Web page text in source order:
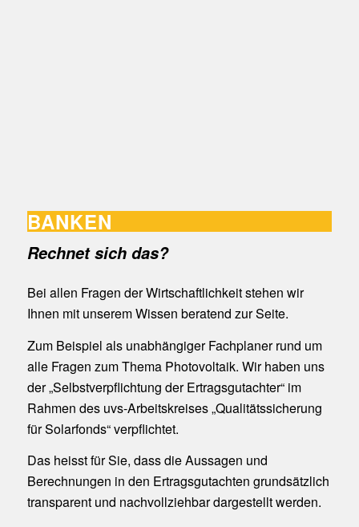
BANKEN
Rechnet sich das?
Bei allen Fragen der Wirtschaftlichkeit stehen wir
Ihnen mit unserem Wissen beratend zur Seite.
Zum Beispiel als unabhängiger Fachplaner rund um
alle Fragen zum Thema Photovoltaik. Wir haben uns
der „Selbstverpflichtung der Ertragsgutachter“ im
Rahmen des uvs-Arbeitskreises „Qualitätssicherung
für Solarfonds“ verpflichtet.
Das heisst für Sie, dass die Aussagen und
Berechnungen in den Ertragsgutachten grundsätzlich
transparent und nachvollziehbar dargestellt werden.